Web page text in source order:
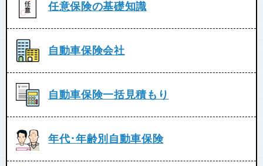
任意保険の基礎知識
自動車保険会社
自動車保険一括見積もり
年代･年齢別自動車保険